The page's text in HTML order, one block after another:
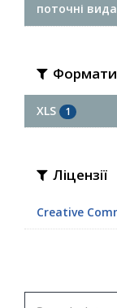
поточні
Формати
XLS 1
Ліцензії
Creative